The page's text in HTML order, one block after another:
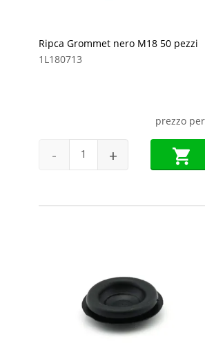
Ripca Grommet nero M18 50 pezzi
1L180713
prezzo per
- +